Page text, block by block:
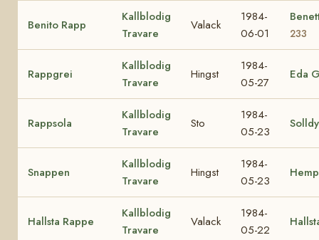
Benito Rapp
Kallblodig
Travare
Valack
1984-
06-01
233
Rappgrei
Kallblodig
Travare
Hingst
1984-
05-27
Eda
Rappsola
Kallblodig
Travare
Sto
1984-
05-23
Solldy
Snappen
Kallblodig
Travare
Hingst
1984-
05-23
Hallsta Rappe
Kallblodig
Travare
Valack
1984-
05-22